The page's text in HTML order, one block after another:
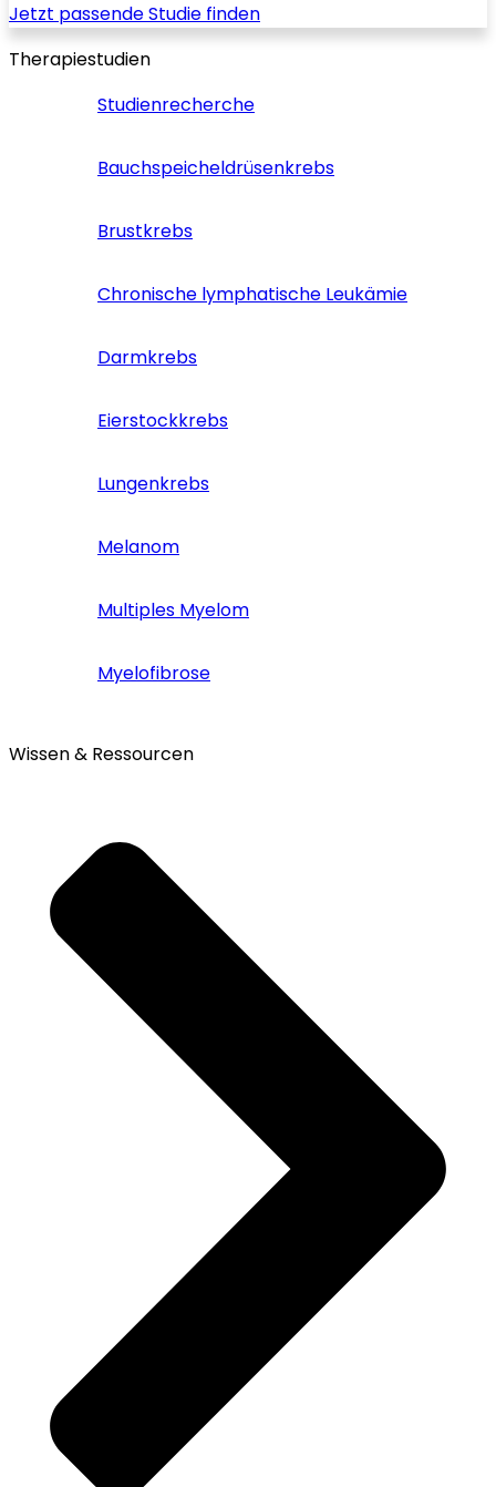
Jetzt passende Studie finden
Therapiestudien
Studienrecherche
Bauchspeicheldrüsenkrebs
Brustkrebs
Chronische lymphatische Leukämie
Darmkrebs
Eierstockkrebs
Lungenkrebs
Melanom
Multiples Myelom
Myelofibrose
Wissen & Ressourcen